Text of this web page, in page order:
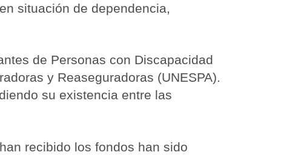
situación de dependencia,
de Personas con Discapacidad
y Reaseguradoras (UNESPA).
su existencia entre las
recibido los fondos han sido